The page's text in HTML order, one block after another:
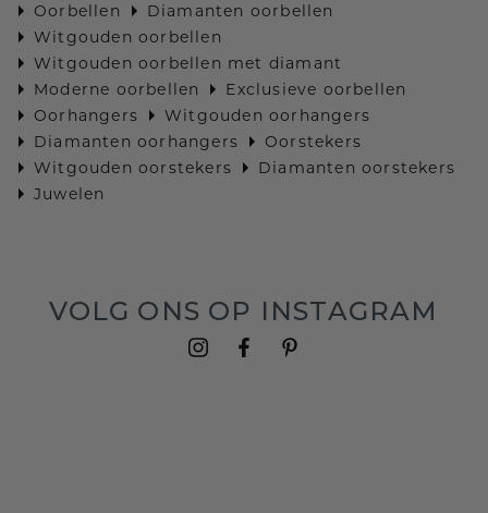
Oorbellen
Diamanten oorbellen
Witgouden oorbellen
Witgouden oorbellen met diamant
Moderne oorbellen
Exclusieve oorbellen
Oorhangers
Witgouden oorhangers
Diamanten oorhangers
Oorstekers
Witgouden oorstekers
Diamanten oorstekers
Juwelen
VOLG ONS OP INSTAGRAM